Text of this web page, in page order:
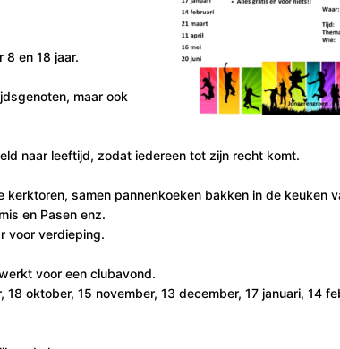
8 en 18 jaar.
maar ook
naar leeftijd, zodat iedereen tot zijn recht komt.
samen pannenkoeken bakken in de keuken
en Pasen enz.
voor verdieping.
voor een clubavond.
oktober, 15 november, 13 december, 17 januari, 14